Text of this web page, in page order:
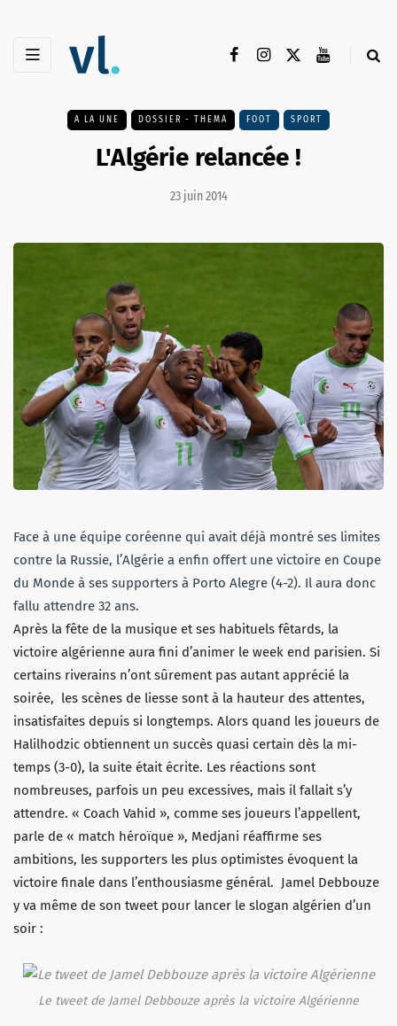
A LA UNE DOSSIER - THEMA FOOT SPORT
L'Algérie relancée !
23 juin 2014
Face à une équipe coréenne qui avait déjà montré ses limites
contre la Russie, l’Algérie a enfin offert une victoire en Coupe
du Monde à ses supporters à Porto Alegre (4-2). Il aura donc
fallu attendre 32 ans.
Après la fête de la musique et ses habituels fêtards, la
victoire algérienne aura fini d’animer le week end parisien. Si
certains riverains n’ont sûrement pas autant apprécié la
soirée, les scènes de liesse sont à la hauteur des attentes,
insatisfaites depuis si longtemps. Alors quand les joueurs de
Halilhodzic obtiennent un succès quasi certain dès la mi-
temps (3-0), la suite était écrite. Les réactions sont
nombreuses, parfois un peu excessives, mais il fallait s’y
attendre. « Coach Vahid », comme ses joueurs l’appellent,
parle de « match héroïque », Medjani réaffirme ses
ambitions, les supporters les plus optimistes évoquent la
victoire finale dans l’enthousiasme général. Jamel Debbouze
y va même de son tweet pour lancer le slogan algérien d’un
soir :
Le tweet de Jamel Debbouze après la victoire Algérienne